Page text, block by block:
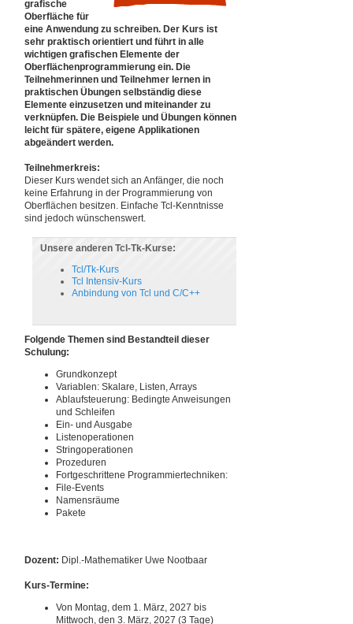
grafische
Oberfläche für
eine Anwendung zu schreiben. Der Kurs ist
sehr praktisch orientiert und führt in alle
wichtigen grafischen Elemente der
Oberflächenprogrammierung ein. Die
Teilnehmerinnen und Teilnehmer lernen in
praktischen Übungen selbständig diese
Elemente einzusetzen und miteinander zu
verknüpfen. Die Beispiele und Übungen können
leicht für spätere, eigene Applikationen
abgeändert werden.
Teilnehmerkreis:
Dieser Kurs wendet sich an Anfänger, die noch
keine Erfahrung in der Programmierung von
Oberflächen besitzen. Einfache Tcl-Kenntnisse
sind jedoch wünschenswert.
Unsere anderen Tcl-Tk-Kurse:
Tcl/Tk-Kurs
Tcl Intensiv-Kurs
Anbindung von Tcl und C/C++
Folgende Themen sind Bestandteil dieser
Schulung:
Grundkonzept
Variablen: Skalare, Listen, Arrays
Ablaufsteuerung: Bedingte Anweisungen
und Schleifen
Ein- und Ausgabe
Listenoperationen
Stringoperationen
Prozeduren
Fortgeschrittene Programmiertechniken:
File-Events
Namensräume
Pakete
Dozent: Dipl.-Mathematiker Uwe Nootbaar
Kurs-Termine:
Von Montag, dem 1. März, 2027 bis
Mittwoch, den 3. März, 2027 (3 Tage)